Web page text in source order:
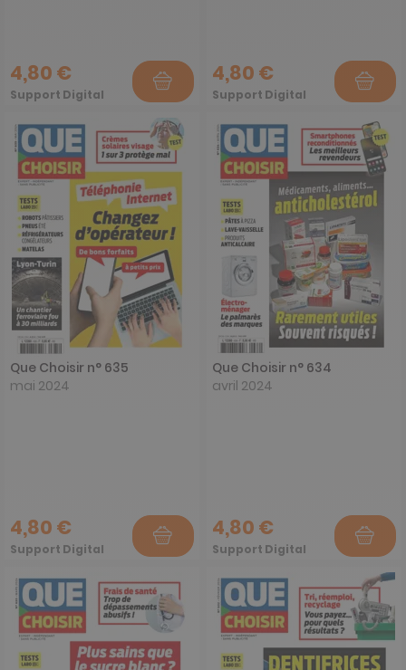
4,80 €
Support Digital
4,80 €
Support Digital
Que Choisir n° 635
mai 2024
4,80 €
Support Digital
Que Choisir n° 634
avril 2024
4,80 €
Support Digital